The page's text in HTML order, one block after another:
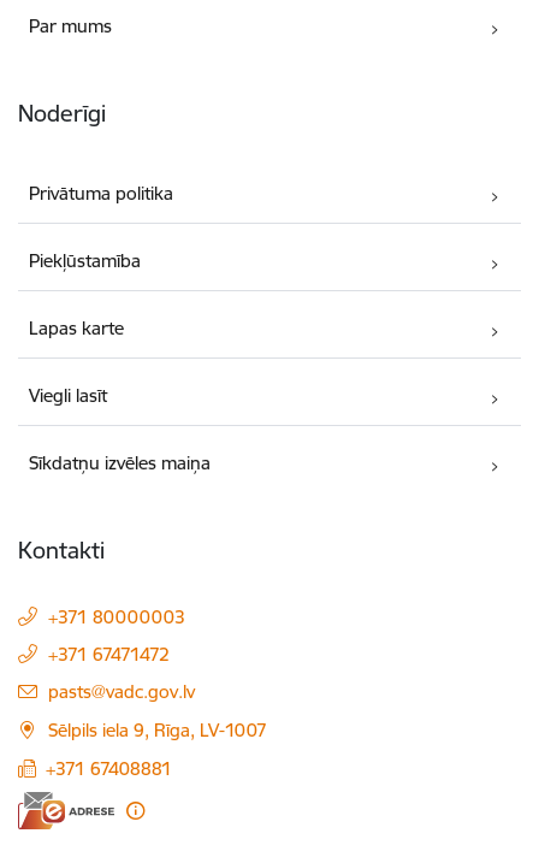
Par mums
Noderīgi
Privātuma politika
Piekļūstamība
Lapas karte
Viegli lasīt
Sīkdatņu izvēles maiņa
Kontakti
+371 80000003
+371 67471472
E-pasts:
pasts@vadc.gov.lv
Sēlpils iela 9, Rīga, LV-1007
+371 67408881